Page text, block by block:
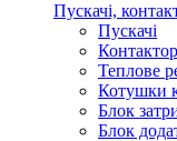
Пускачі,
Пускачі
Теплове
Котушки
Блок
Блок